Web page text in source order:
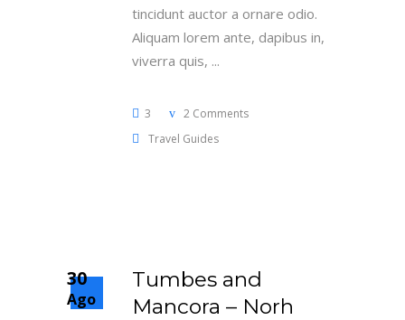
tincidunt auctor a ornare odio.
Aliquam lorem ante, dapibus in,
viverra quis,
3
2 Comments
Travel Guides
30
Ago
Tumbes and
Mancora – Norh